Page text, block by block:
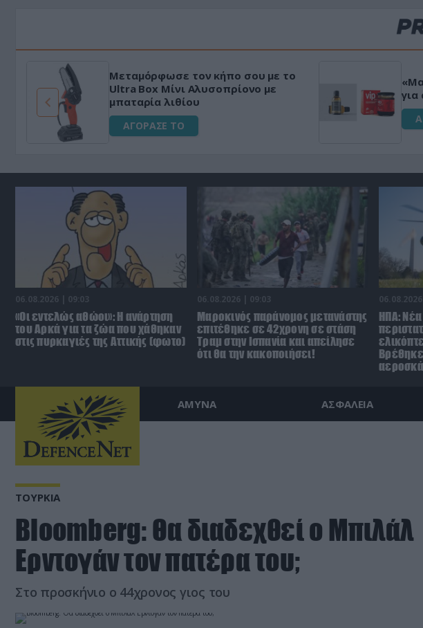
Μεταμόρφωσε τον κήπο σου με το
Ultra Box Μίνι Αλυσοπρίονο με
μπαταρία λιθίου
ΑΓΟΡΑΣΕ ΤΟ
για
06.08.2026 | 09:03
«Οι εντελώς αθώοι»: Η ανάρτηση
του Αρκά για τα ζώα που χάθηκαν
στις πυρκαγιές της Αττικής (φωτο)
06.08.2026 | 09:03
Μαροκινός παράνομος μετανάστης
επιτέθηκε σε 42χρονη σε στάση
Τραμ στην Ισπανία και απείλησε
ότι θα την κακοποιήσει!
ΗΠΑ: Nέα
Βρέθηκε
ΑΜΥΝΑ ΑΣΦΑΛΕΙΑ
ΤΟΥΡΚΙΑ
Bloomberg: Θα διαδεχθεί ο Μπιλάλ
Ερντογάν τον πατέρα του;
Στο προσκήνιο ο 44χρονος γιος του